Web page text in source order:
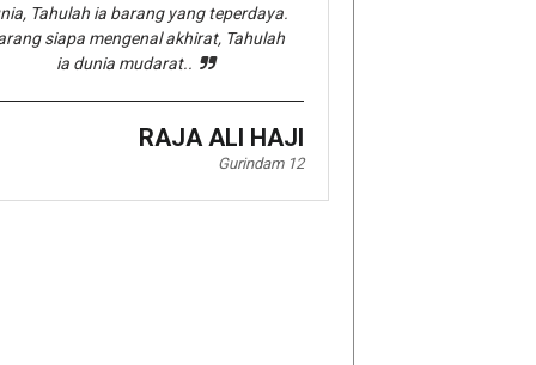
Tahulah ia barang yang teperdaya.
siapa mengenal akhirat, Tahulah
ia dunia mudarat..
RAJA ALI HAJI
Gurindam 12